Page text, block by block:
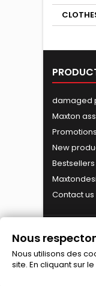
damaged
Maxton
New
Contact us
Nous
Nous utilisons des
site. En cliquant sur